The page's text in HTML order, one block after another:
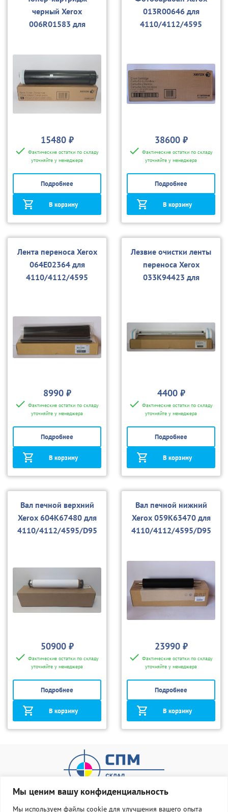
Мы ценим вашу конфиденциальность
Мы используем файлы cookie для улучшения вашего опыта
черный Xerox
006R01583 для
15480 ₽
Фактические остатки по складу
уточняйте у менеджера
Подробнее
В корзину
013R00646 для
4110/4112/4595
38600 ₽
Фактические остатки по складу
уточняйте у менеджера
Подробнее
В корзину
Лента переноса Xerox
064E02364 для
4110/4112/4595
8990 ₽
Фактические остатки по складу
уточняйте у менеджера
Подробнее
В корзину
Лезвие очистки ленты
переноса Xerox
033K94423 для
4400 ₽
Фактические остатки по складу
уточняйте у менеджера
Подробнее
В корзину
Вал печной верхний
Xerox 604K67480 для
4110/4112/4595/D95
50900 ₽
Фактические остатки по складу
уточняйте у менеджера
Подробнее
В корзину
Вал печной нижний
Xerox 059K63470 для
4110/4112/4595/D95
23990 ₽
Фактические остатки по складу
уточняйте у менеджера
Подробнее
В корзину